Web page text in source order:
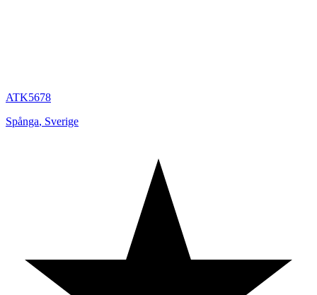
ATK5678
Spånga, Sverige